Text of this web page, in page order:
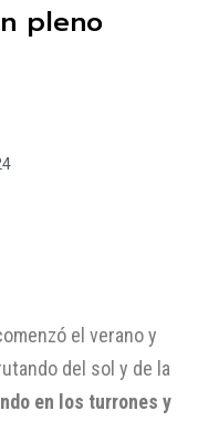
pleno
el verano y
del sol y de la
en los turrones y